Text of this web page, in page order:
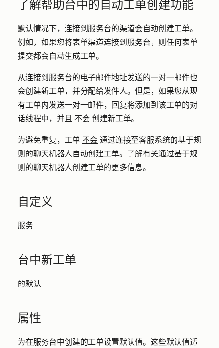
了解帮助台中的自动工单创建功能
默认情况下， 连接到服务台的渠道会自动创建工单。
例如，如果您将表单渠道连接到服务台，则任何表单
提交都会自动生成工单。
从连接到服务台的电子邮件地址发送的一对一邮件也
会创建新工单，并分配给发件人。但是，如果您从现
有工单内发送一对一邮件，回复将添加到该工单的对
话线程中，并且 不会 创建新工单。
为避免重复，工单 不会 通过连接至客服系统的基于规
则的聊天机器人自动创建工单。了解有关通过基于规
则的聊天机器人创建工单的更多信息。
自定义
服务
台中新工单
的默认
属性
为在服务台中创建的工单设置默认值。这些默认值适